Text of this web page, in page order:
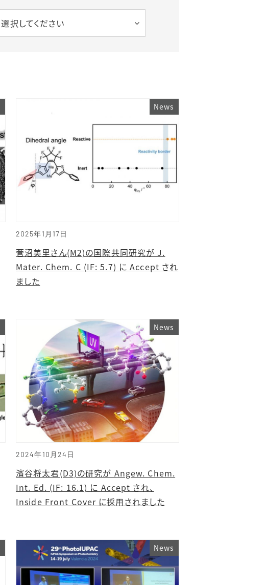
選択してください
2025年1月17日
News
菅沼美里さん(M2)の国際共同研究が J.
Mater. Chem. C (IF: 5.7) に Accept され
ました
2024年10月24日
News
濱谷将太君(D3)の研究が Angew. Chem.
Int. Ed. (IF: 16.1) に Accept され、
Inside Front Cover に採用されました
News